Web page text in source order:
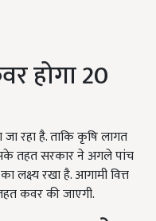
होगा 20
जा रहा है. ताकि कृषि लागत
तहत सरकार ने अगले पांच
रखा है. आगामी वित्त
कवर की जाएगी.